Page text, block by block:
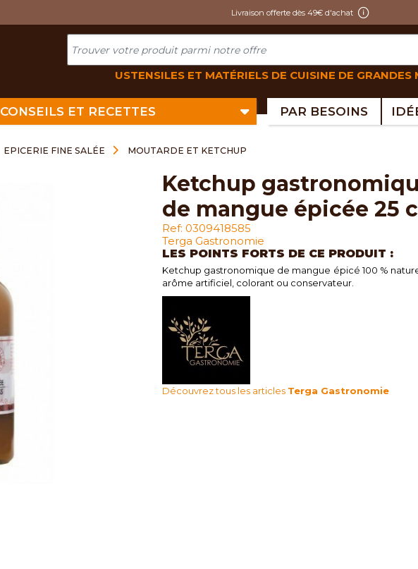
Livraison offerte dès 49€ d'achat
USTENSILES ET MATÉRIELS DE CUISINE DE GRANDES
CONSEILS ET RECETTES PAR BESOINS
EPICERIE FINE SALÉE MOUTARDE ET KETCHUP
ketchup gastronomique
de mangue épicée 25
Ref: 0309418585
Terga Gastronomie
LES POINTS FORTS DE CE PRODUIT :
Ketchup gastronomique de mangue épicé 100 %
arôme artificiel, colorant ou conservateur.
Découvrez tous les articles Terga Gastronomie